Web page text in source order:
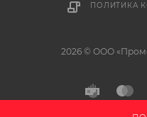
ПОЛИТИКА
2026 © ООО